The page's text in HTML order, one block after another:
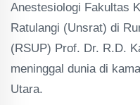
Anestesiologi Fakultas
Ratulangi (Unsrat) di
(RSUP) Prof. Dr. R.D.
meninggal dunia di
Utara.